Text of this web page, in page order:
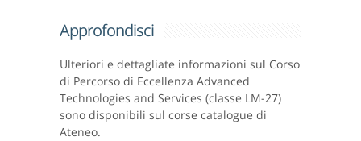
Approfondisci
Ulteriori e dettagliate informazioni sul Corso
di Percorso di Eccellenza Advanced
Technologies and Services (classe LM-27)
sono disponibili sul corse catalogue di
Ateneo.